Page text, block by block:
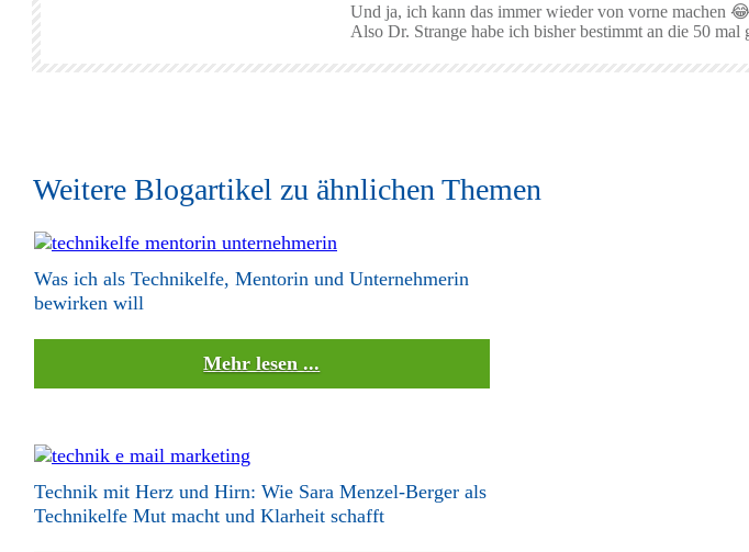
Und ja, ich kann das immer wieder von vorne machen
Also Dr. Strange habe ich bisher bestimmt an die 50 mal
Weitere Blogartikel zu ähnlichen Themen
Was ich als Technikelfe, Mentorin und Unternehmerin
bewirken will
Mehr lesen ...
Technik mit Herz und Hirn: Wie Sara Menzel-Berger als
Technikelfe Mut macht und Klarheit schafft